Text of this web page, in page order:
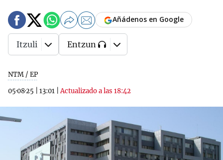
NTM / EP
05·08·25
13:01 |Actualizado a las 18:42
Añádenos en Google
Itzuli Entzun